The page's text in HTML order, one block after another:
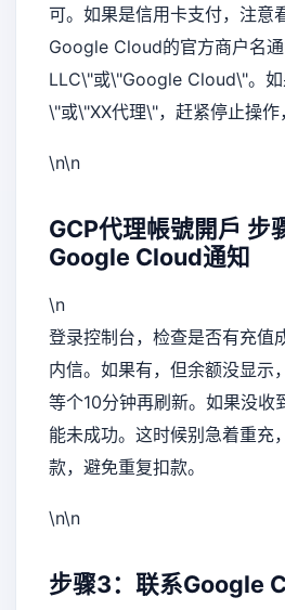
可。如果是信用卡支付，注意
Google Cloud的官方商户名
LLC\"或\"Google Cloud\"。如
\"或\"XX代理\"，赶紧停止操作
\n\n
GCP代理帳號開戶 步
Google Cloud通知
\n
登录控制台，检查是否有充值
内信。如果有，但余额没显示
等个10分钟再刷新。如果没收
能未成功。这时候别急着重充
款，避免重复扣款。
\n\n
步骤3：联系Google